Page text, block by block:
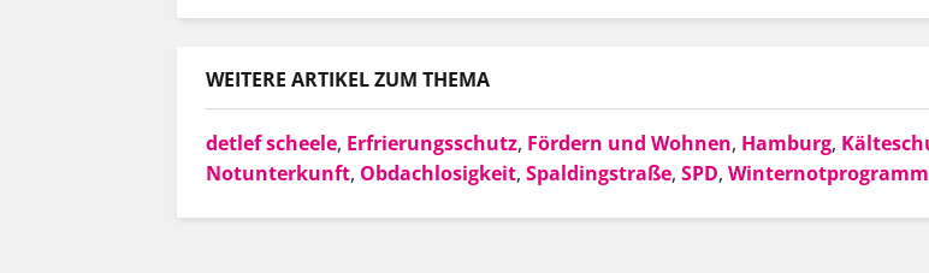
WEITERE ARTIKEL ZUM THEMA
detlef scheele, Erfrierungsschutz, Fördern und Wohnen, Hamburg,
Notunterkunft, Obdachlosigkeit, Spaldingstraße, SPD, Winternotprogramm